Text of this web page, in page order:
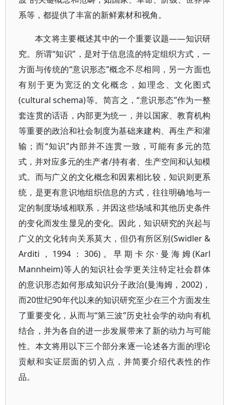
系等，都提供了丰富的新鲜素材和视角。
本文将主要概述其中的一个重要议题——知识研
究。所谓“知识”，是对于信息流的特定组织方式，一
方面与传统的“意识形态”概念不尽相同，另一方面也
有别于更为宽泛的文化概念，如理念、文化图式
(cultural schema)等。简言之，“意识形态”作为一整
套连贯的话语，内部更为统一，并以国家、教育机构
等重要的政治和社会制度为基础来建构、再生产和灌
输；而“知识”内部并不连贯一致，可能有多元的范
式，并对应多元的生产者/持有者、生产空间和认知模
式。而与广义的文化概念和因素相比较，知识则更系
统，是更有意识地组织信息的方式，往往明确地与一
定的制度场域相联系，并因这些场域和其他历史条件
的变化而发生显见的变化。因此，知识研究的兴起与
广义的文化转向关系莫大，但仍有所区别(Swidler &
Arditi，1994：306)。早期卡尔·曼海姆(Karl
Mannheim)等人的知识社会学更关注特定社会群体
的意识形态如何形成知识分子政治(曼海姆，2002)，
而20世纪90年代以来的知识研究至少在三个方面发生
了重要变化，从而与“第三波”历史社会学的动向有机
结合，并为各自的进一步发展带来了新的动力与可能
性。本文将用以下三个部分来逐一论述各方面的理论
贡献和实证层面的切入点，并简要介绍代表性的作
品。